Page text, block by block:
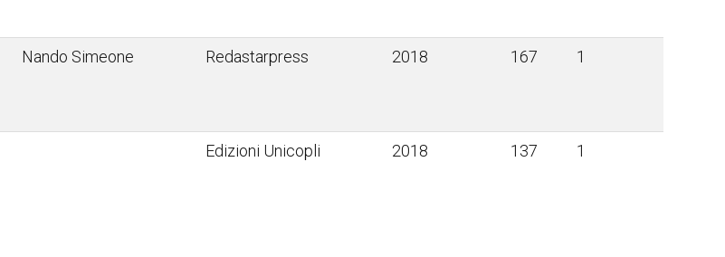
Nando Simeone Redastarpress 2018 167 1
Edizioni Unicopli 2018 137 1